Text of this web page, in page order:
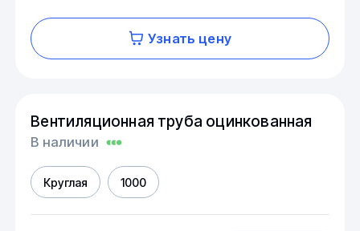
Узнать цену
Вентиляционная труба оцинкованная
В наличии
Круглая 1000